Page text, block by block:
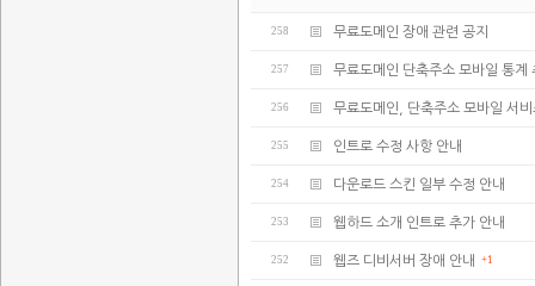
258 무료도메인 장애 관련 공지
257 무료도메인 단축주소 모바일 통계
256 무료도메인, 단축주소 모바일 서
255 인트로 수정 사항 안내
254 다운로드 스킨 일부 수정 안내
253 웹하드 소개 인트로 추가 안내
252 웹즈 디비서버 장애 안내 +1